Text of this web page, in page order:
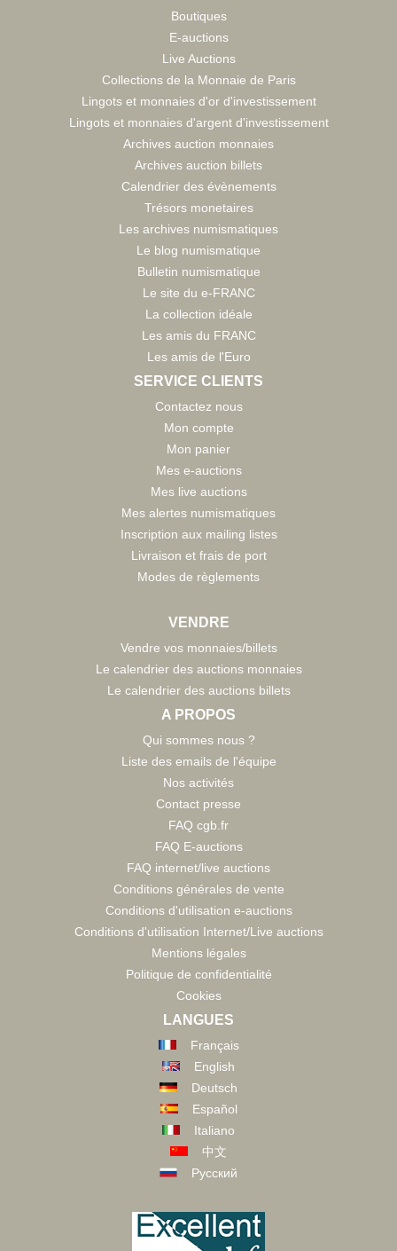
Boutiques
E-auctions
Live Auctions
Collections de la Monnaie de Paris
Lingots et monnaies d'or d'investissement
Lingots et monnaies d'argent d'investissement
Archives auction monnaies
Archives auction billets
Calendrier des évènements
Trésors monetaires
Les archives numismatiques
Le blog numismatique
Bulletin numismatique
Le site du e-FRANC
La collection idéale
Les amis du FRANC
Les amis de l'Euro
SERVICE CLIENTS
Contactez nous
Mon compte
Mon panier
Mes e-auctions
Mes live auctions
Mes alertes numismatiques
Inscription aux mailing listes
Livraison et frais de port
Modes de règlements
VENDRE
Vendre vos monnaies/billets
Le calendrier des auctions monnaies
Le calendrier des auctions billets
A PROPOS
Qui sommes nous ?
Liste des emails de l'équipe
Nos activités
Contact presse
FAQ cgb.fr
FAQ E-auctions
FAQ internet/live auctions
Conditions générales de vente
Conditions d'utilisation e-auctions
Conditions d'utilisation Internet/Live auctions
Mentions légales
Politique de confidentialité
Cookies
LANGUES
Français
English
Deutsch
Español
Italiano
中文
Русский